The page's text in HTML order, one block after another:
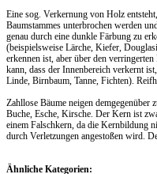
Eine sog. Verkernung von Holz
Baumstammes unterbrochen werden
genau durch eine dunkle Färbung zu
(beispielsweise Lärche, Kiefer,
erkennen ist, aber über den
kann, dass der Innenbereich verkernt
Linde, Birnbaum, Tanne, Fichten).
Zahllose Bäume neigen
Buche, Esche, Kirsche. Der Kern ist
einem Falschkern, da die Kernbildung
durch Verletzungen angestoßen wird.
Ähnliche Kategorien: